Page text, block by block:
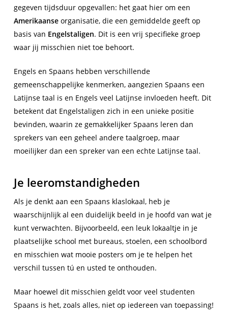
gegeven tijdsduur opgevallen: het gaat hier om een
Amerikaanseorganisatie, die een gemiddelde geeft op
basis van Engelstaligen. Dit is een vrij specifieke groep
waar jij misschien niet toe behoort.
Engels en Spaans hebben verschillende
gemeenschappelijke kenmerken, aangezien Spaans een
Latijnse taal is en Engels veel Latijnse invloeden heeft. Dit
betekent dat Engelstaligen zich in een unieke positie
bevinden, waarin ze gemakkelijker Spaans leren dan
sprekers van een geheel andere taalgroep, maar
moeilijker dan een spreker van een echte Latijnse taal.
Je leeromstandigheden
Als je denkt aan een Spaans klaslokaal, heb je
waarschijnlijk al een duidelijk beeld in je hoofd van wat je
kunt verwachten. Bijvoorbeeld, een leuk lokaaltje in je
plaatselijke school met bureaus, stoelen, een schoolbord
en misschien wat mooie posters om je te helpen het
verschil tussen tú en usted te onthouden.
Maar hoewel dit misschien geldt voor veel studenten
Spaans is het, zoals alles, niet op iedereen van toepassing!